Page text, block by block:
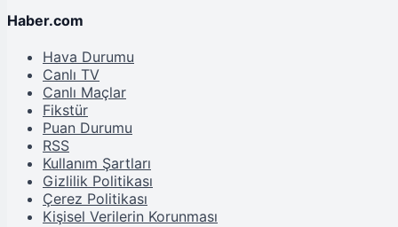
Haber.com
Hava Durumu
Canlı TV
Canlı Maçlar
Fikstür
Puan Durumu
RSS
Kullanım Şartları
Gizlilik Politikası
Çerez Politikası
Kişisel Verilerin Korunması